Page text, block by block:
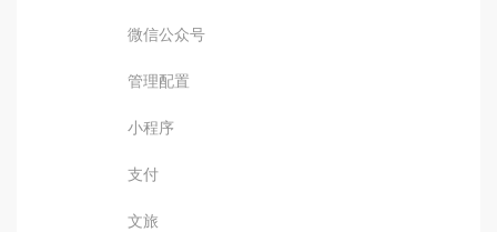
微信公众号
管理配置
小程序
支付
文旅